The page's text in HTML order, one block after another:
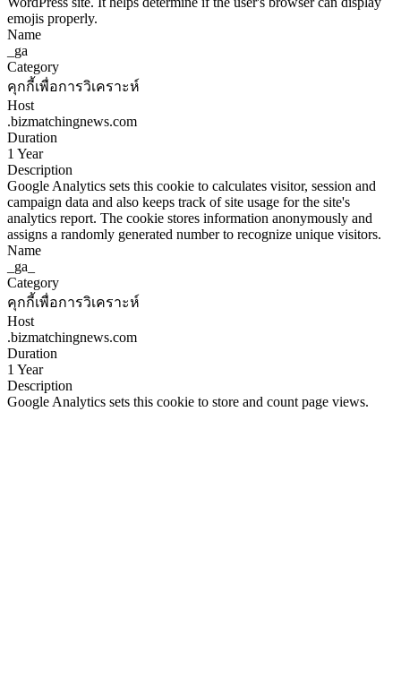
emojis properly.
Name
_ga
Category
คุกกี้เพื่อการวิเคราะห์
Host
.bizmatchingnews.com
Duration
1 Year
Description
Google Analytics sets this cookie to calculates visitor, session and
campaign data and also keeps track of site usage for the site's
analytics report. The cookie stores information anonymously and
assigns a randomly generated number to recognize unique visitors.
Name
_ga_
Category
คุกกี้เพื่อการวิเคราะห์
Host
.bizmatchingnews.com
Duration
1 Year
Description
Google Analytics sets this cookie to store and count page views.